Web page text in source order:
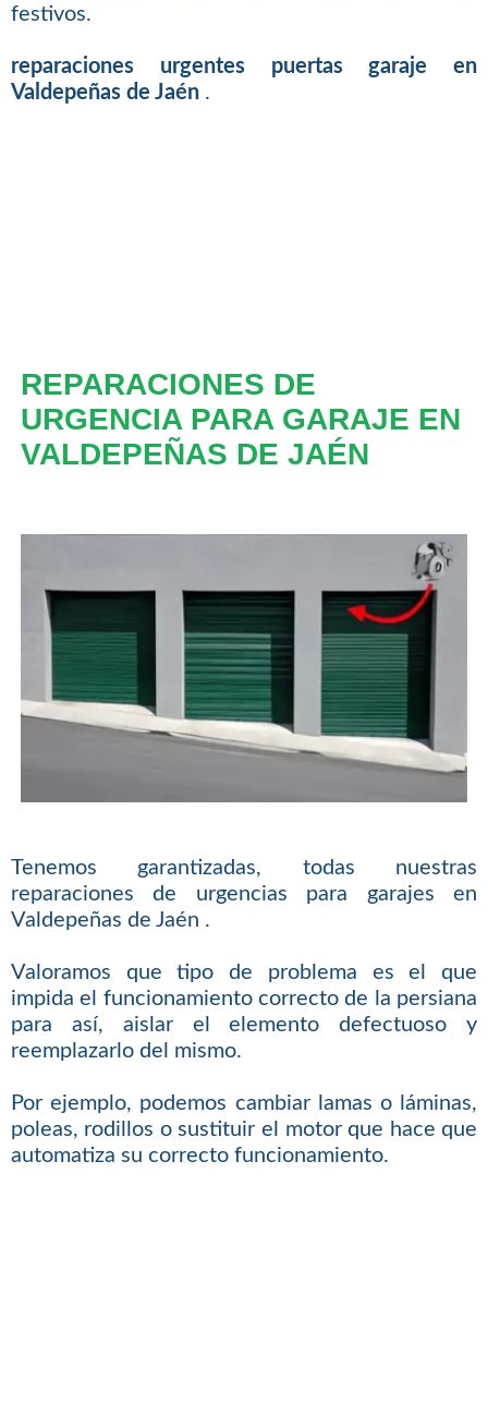
festivos.
reparaciones urgentes puertas garaje en
Valdepeñas de Jaén .
REPARACIONES DE
URGENCIA PARA GARAJE EN
VALDEPEÑAS DE JAÉN
Tenemos garantizadas, todas nuestras
reparaciones de urgencias para garajes en
Valdepeñas de Jaén .
Valoramos que tipo de problema es el que
impida el funcionamiento correcto de la persiana
para así, aislar el elemento defectuoso y
reemplazarlo del mismo.
Por ejemplo, podemos cambiar lamas o láminas,
poleas, rodillos o sustituir el motor que hace que
automatiza su correcto funcionamiento.